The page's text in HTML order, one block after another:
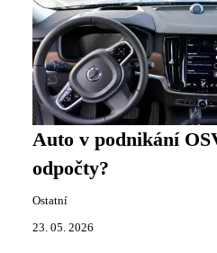
Auto v podnikání
odpočty?
Ostatní
23. 05. 2026